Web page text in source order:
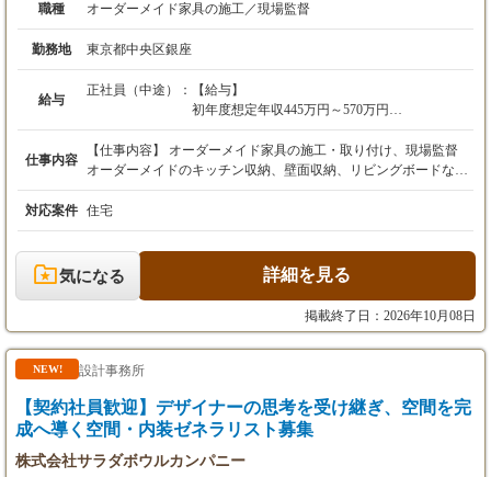
職種 オーダーメイド家具の施工／現場監督
勤務地 東京都中央区銀座
給与
正社員（中途）：
【給与】
初年度想定年収445万円～570万円
月給29万円～38万円
※経験・スキルを考慮の上、決定します。
【残業代】
含みます。
時間外労働が設定時間を超えた場合は、別途超
過分を全額支給します。
・昇給：年1回（7月）
・賞与：年2回（7月、12月）※前年実績3.71ヶ
【試用期間】
試用期間：6ヵ月間（本採用時と条件変更な
仕事内容
【仕事内容】 オーダーメイド家具の施工・取り付け、現場監督
オーダーメイドのキッチン収納、壁面収納、リビングボードなど
様々なアイテムをお客様宅に取付けしていただきます。 銀座と横
浜のショールームで受注した家具の取付となります。 自社工場か
ら送られてくるパーツを完成図面を見ながら現場で組み立てま
す。 独自のノウハウがあり、耐震施工にもかかわらず基本的に1
日で完了します。 案件によっては協力会社の職人が入り、現場監
督もして頂きます。 ◎個人のお客様のお宅への施工ですので、基
本的に夜間の取付作業はありません。 ◎配送業務や遠方への出張
もありません。 ■1日の主な流れ ▼9時に作業開始。お客様への
ご挨拶・必要箇所の養生 ▼家具（パーツ）の搬入 （運送
会社がトラックでお客様宅前まで運搬します） ▼家具取付
員が付き、図面の見方、工具の使い方、家具の取扱い方、お客様
との接し方など必要な業務知識を計画的に習得して頂きます。 ※
ります。 取付業務が未経験でも、半年程度で先輩のサポートを受
対応案件 住宅
気になる 詳細を見る
掲載終了日：2026年10月08日
NEW! 設計事務所
【契約社員歓迎】デザイナーの思考を受け継ぎ、空間を完
成へ導く空間・内装ゼネラリスト募集
株式会社サラダボウルカンパニー